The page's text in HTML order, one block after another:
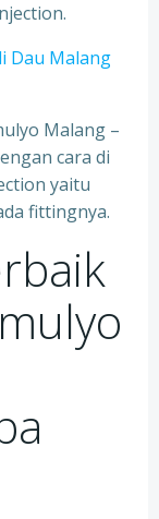
Dau Malang
Malang –
cara di
yaitu
fittingnya.